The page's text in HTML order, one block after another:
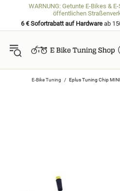
WARNUNG: Getunte E-Bikes &
öffentlichen
6 € Sofortrabatt auf Hardwareab
E-Bike Tuning Eplus Tuning Chip